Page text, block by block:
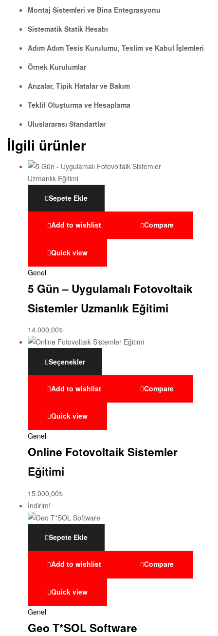
Montaj Sistemleri ve Bina Entegrasyonu
Sistematik Statik Hesabı
Adım Adım Tesis Kurulumu, Teslim ve Kabul İşlemleri
Örnek Kurulumlar
Arızalar, Tipik Hatalar ve Bakım
Teklif Oluşturma ve Hesaplama
Uluslararası Standartlar
İlgili ürünler
Sepete Ekle
Add to wishlist Compare
Quick view
Genel
5 Gün – Uygulamalı Fotovoltaik
Sistemler Uzmanlık Eğitimi
14.000,00₺
Seçenekler
Add to wishlist Compare
Quick view
Genel
Online Fotovoltaik Sistemler
Eğitimi
15.000,00₺
İndirim!
Sepete Ekle
Add to wishlist Compare
Quick view
Genel
Geo T*SOL Software